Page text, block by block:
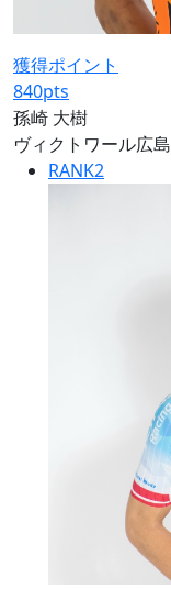
獲得ポイント
840pts
孫崎 大樹
ヴィクトワール広島
RANK2